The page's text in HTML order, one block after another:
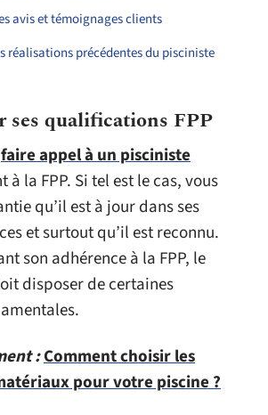
avis et témoignages clients
réalisations précédentes du pisciniste
ses qualifications FPP
faire appel à un pisciniste
à la FPP. Si tel est le cas, vous
qu’il est à jour dans ses
et surtout qu’il est reconnu.
son adhérence à la FPP, le
disposer de certaines
:Comment choisir les
pour votre piscine ?